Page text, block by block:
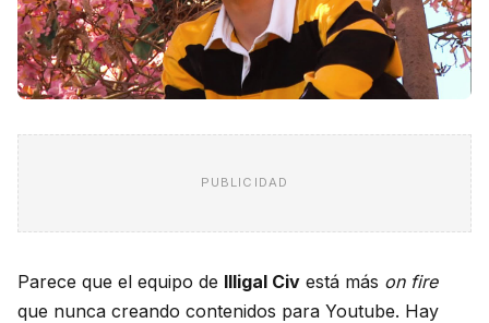
PUBLICIDAD
Parece que el equipo de Illigal Civ está más on fire
que nunca creando contenidos para Youtube. Hay